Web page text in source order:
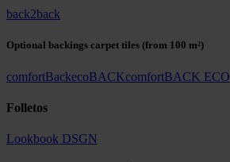
back2back
Optional backings carpet tiles (from 100 m²)
comfortBackecoBACKcomfortBACK ECO
Folletos
Lookbook DSGN